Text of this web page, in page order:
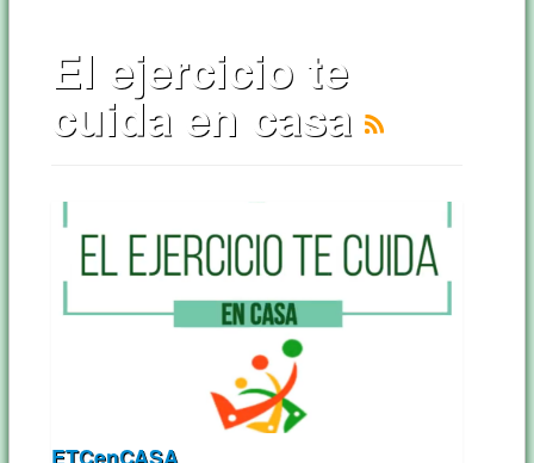
El ejercicio te
cuida en casa
ETCenCASA